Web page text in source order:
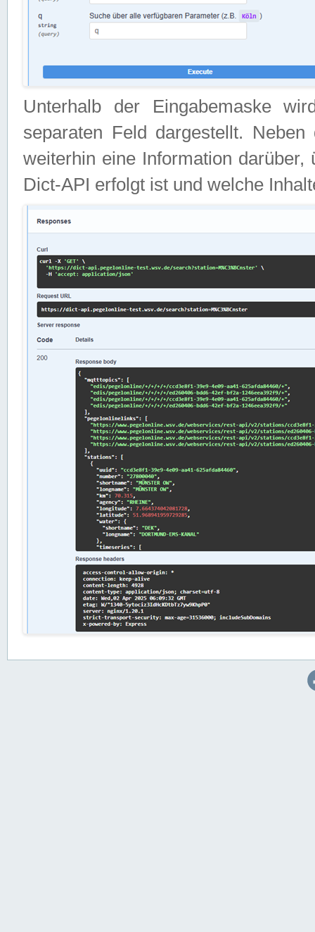
Unterhalb der Eingabemaske
separaten Feld dargestellt.
weiterhin eine Information
Dict-API erfolgt ist und welche